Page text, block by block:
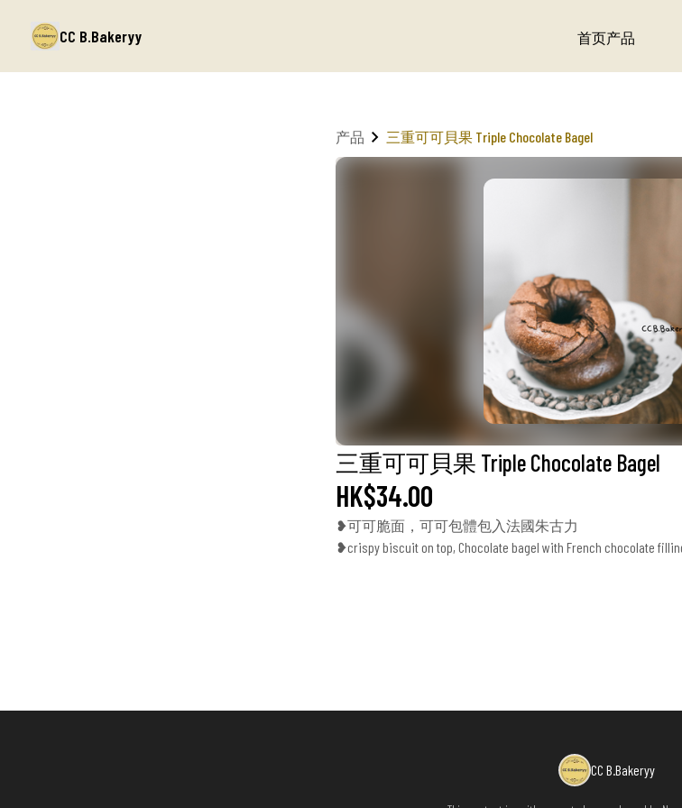
CC B.Bakeryy 首页产品
产品 三重可可貝果 Triple Chocolate Bagel
三重可可貝果 Triple Chocolate Bagel
HK$34.00
❥可可脆面，可可包體包入法國朱古力
❥crispy biscuit on top, Chocolate bagel with French chocolate
CC B.Bakeryy